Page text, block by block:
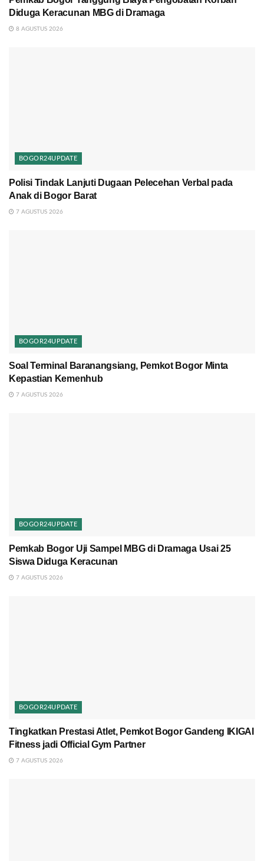
Diduga Keracunan MBG di Dramaga
8 AGUSTUS 2026
BOGOR24UPDATE
Polisi Tindak Lanjuti Dugaan Pelecehan Verbal pada
Anak di Bogor Barat
7 AGUSTUS 2026
BOGOR24UPDATE
Soal Terminal Baranangsiang, Pemkot Bogor Minta
Kepastian Kemenhub
7 AGUSTUS 2026
BOGOR24UPDATE
Pemkab Bogor Uji Sampel MBG di Dramaga Usai 25
Siswa Diduga Keracunan
7 AGUSTUS 2026
BOGOR24UPDATE
Tingkatkan Prestasi Atlet, Pemkot Bogor Gandeng IKIGAI
Fitness jadi Official Gym Partner
7 AGUSTUS 2026